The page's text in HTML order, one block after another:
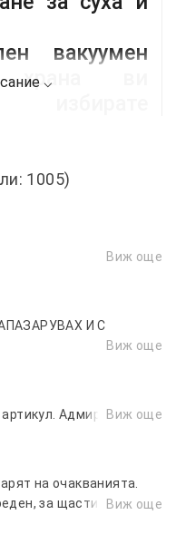
вакуумен
храна ви
за
така и с
важни
или други
и магнит за
върху
предпазва
аромата
и намокряне
храна
в
1005)
Виж още
И С
Виж още
АдмирацииВиж още
на очакванията.
за щастие стоките
Виж още